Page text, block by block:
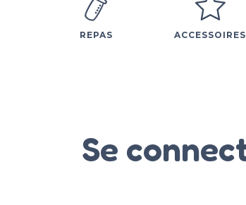
REPAS ACCESSOIRES
Se